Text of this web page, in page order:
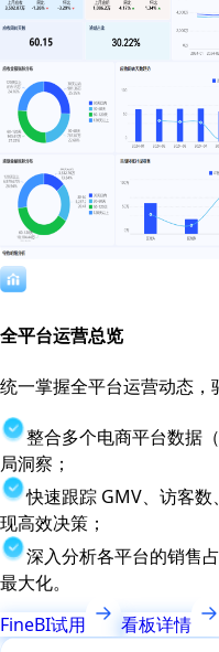
全平台运营总览
统一掌握全平台运营动态，
整合多个电商平台数据
局洞察；
快速跟踪 GMV、访客
现高效决策；
深入分析各平台的销售
最大化。
FineBI试用
看板详情